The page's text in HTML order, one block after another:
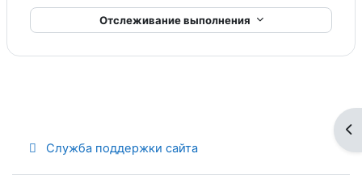
Отслеживание выполнения
Служба поддержки сайта